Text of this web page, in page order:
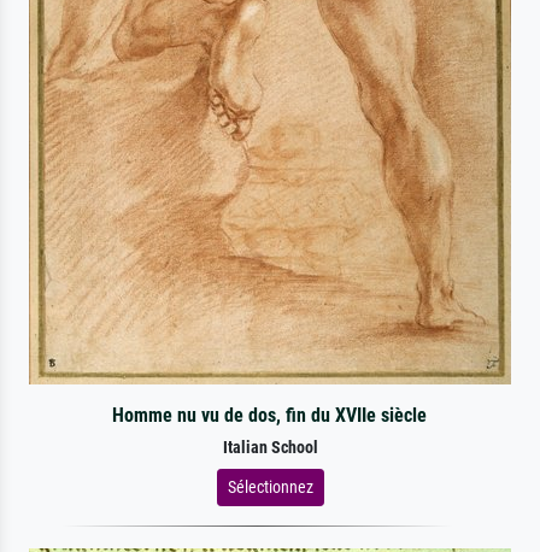
Homme nu vu de dos, fin du XVIIe siècle
Italian School
Sélectionnez